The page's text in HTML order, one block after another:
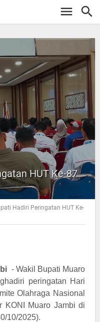
HUT Ke-87
Hadiri Peringatan HUT Ke-
- Wakil Bupati Muaro
peringatan Hari
Olahraga Nasional
KONI Muaro Jambi di
10/2025).